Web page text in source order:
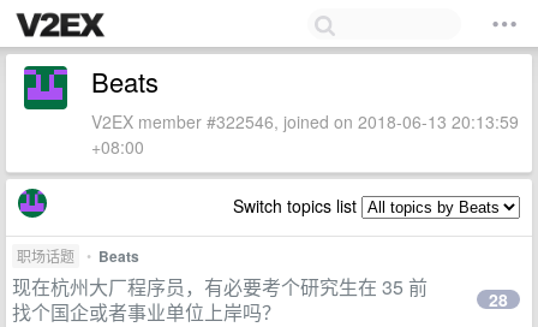
Beats
V2EX member #322546, joined on 2018-06-13 20:13:59
+08:00
Switch topics list
职场话题 • Beats
现在杭州大厂程序员，有必要考个研究生在 35 前
找个国企或者事业单位上岸吗？
28